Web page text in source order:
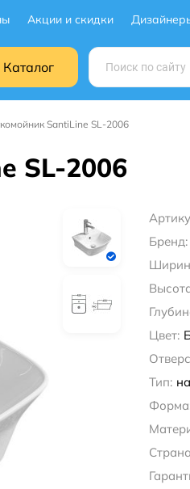
Акции и скидки
Каталог
SantiLine SL-2006
SL-2006
Бренд:
Цвет:
Тип: